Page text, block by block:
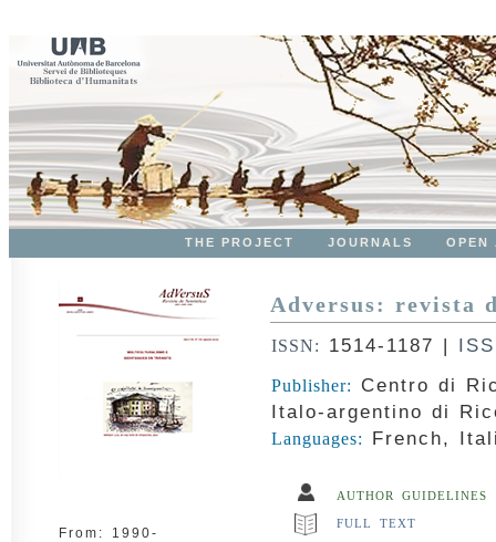
THE PROJECT JOURNALS OPEN
From: 1990-
Adversus: revista
ISSN: 1514-1187
Publisher:
Centro di
Italo-argentino di
Languages: French,
AUTHOR GUIDELINES
FULL TEXT